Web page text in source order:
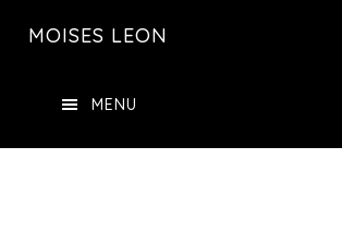
MOISES LEON
MENU